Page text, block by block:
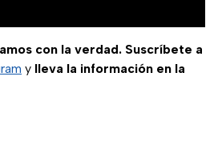
con la verdad. Suscríbete a
y lleva la información en la